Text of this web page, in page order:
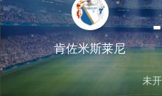
肯佐米斯莱尼
-
未